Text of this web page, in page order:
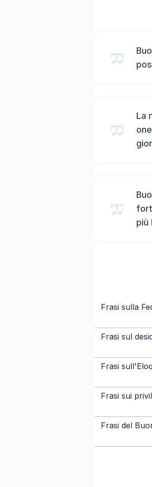
La
più
Frasi sulla
Frasi sul
Frasi
Frasi sui
Frasi del